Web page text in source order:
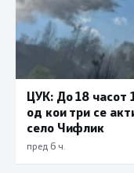
ЦУК: До 18 часот
од кои три се
село Чифлик
пред 6 ч.